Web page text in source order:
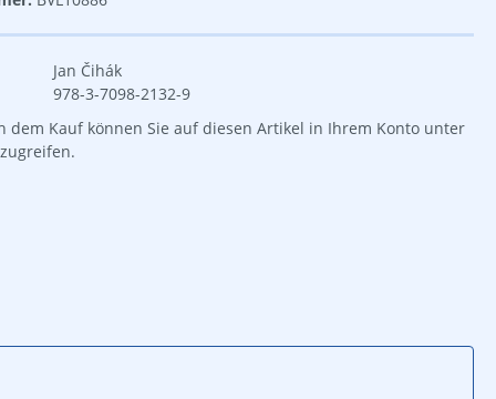
Jan Čihák
978-3-7098-2132-9
dem Kauf können Sie auf diesen Artikel in Ihrem Konto unter